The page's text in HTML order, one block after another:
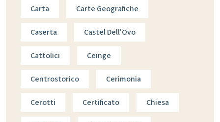
Carta Carte Geografiche
Caserta Castel Dell'Ovo
Cattolici Ceinge
Centrostorico Cerimonia
Cerotti Certificato Chiesa